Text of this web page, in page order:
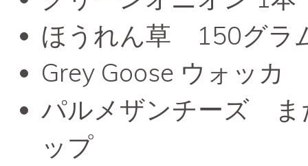
ほうれん草 150グラ
Grey Goose ウォッ
パルメザンチーズ
ップ